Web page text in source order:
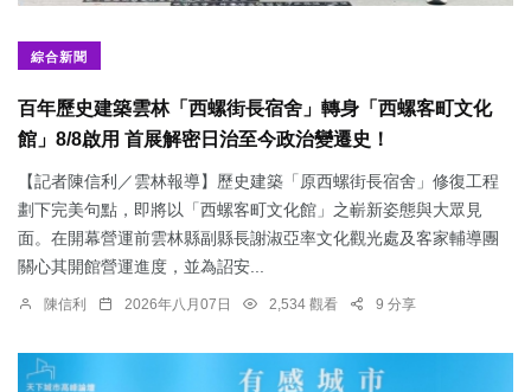
綜合新聞
百年歷史建築雲林「西螺街長宿舍」轉身「西螺客町文化
館」8/8啟用 首展解密日治至今政治變遷史！
【記者陳信利／雲林報導】歷史建築「原西螺街長宿舍」修復工程
劃下完美句點，即將以「西螺客町文化館」之嶄新姿態與大眾見
面。在開幕營運前雲林縣副縣長謝淑亞率文化觀光處及客家輔導團
關心其開館營運進度，並為詔安...
陳信利 2026年八月07日 2,534 觀看 9 分享